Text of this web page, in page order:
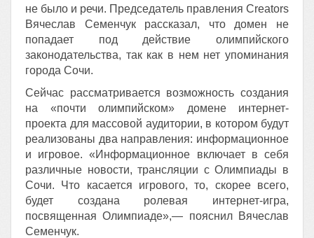
не было и речи. Председатель правления Creators
Вячеслав Семенчук рассказал, что домен не
попадает под действие олимпийского
законодательства, так как в нем нет упоминания
города Сочи.
Сейчас рассматривается возможность создания
на «почти олимпийском» домене интернет-
проекта для массовой аудитории, в котором будут
реализованы два направления: информационное
и игровое. «Информационное включает в себя
различные новости, трансляции с Олимпиады в
Сочи. Что касается игрового, то, скорее всего,
будет создана ролевая интернет-игра,
посвященная Олимпиаде»,— пояснил Вячеслав
Семенчук.